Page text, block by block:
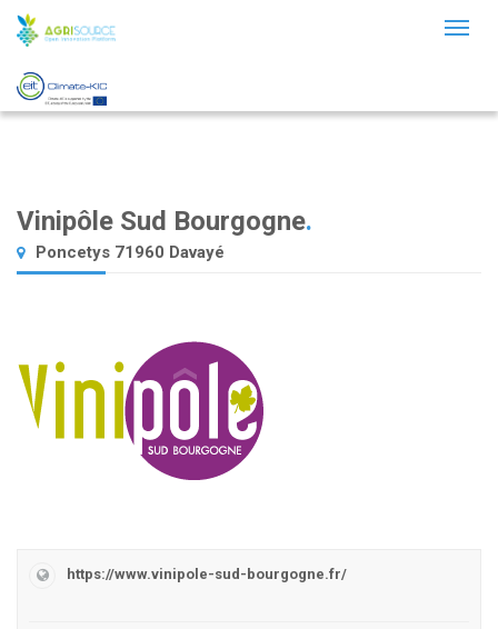
Vinipôle Sud Bourgogne.
Poncetys 71960 Davayé
https://www.vinipole-sud-bourgogne.fr/